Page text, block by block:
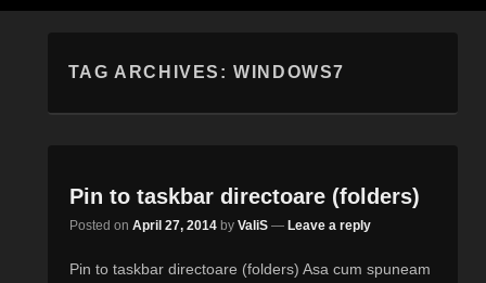
TAG ARCHIVES:WINDOWS7
Pin to taskbar directoare (folders)
Posted on April 27, 2014 by ValiS — Leave a reply
Pin to taskbar directoare (folders) Asa cum spuneam